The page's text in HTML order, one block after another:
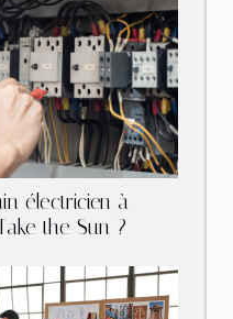
électricien à
the Sun ?